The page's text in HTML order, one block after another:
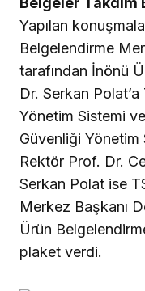
Yapılan
Belgelendirme
tarafından İnönü
Dr. Serkan
Yönetim Sistemi
Güvenliği Yönetim
Rektör Prof. Dr.
Serkan Polat ise
Merkez Başkanı
Ürün
plaket verdi.